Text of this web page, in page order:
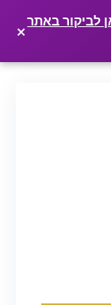
לביקור באתר
×
פרסמו כתבה ←